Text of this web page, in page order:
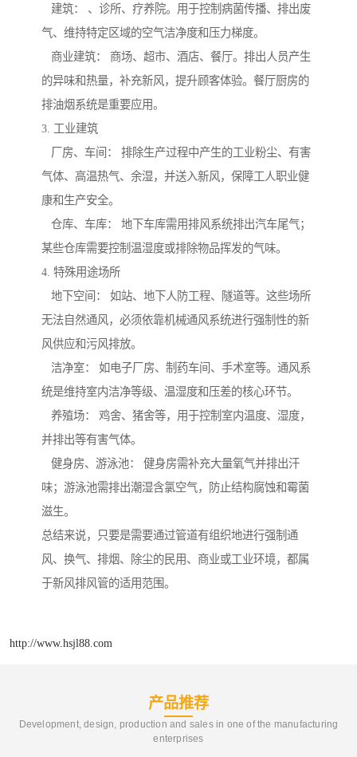
建筑： 、诊所、疗养院。用于控制病菌传播、排出废
气、维持特定区域的空气洁净度和压力梯度。
商业建筑： 商场、超市、酒店、餐厅。排出人员产生
的异味和热量，补充新风，提升顾客体验。餐厅厨房的
排油烟系统是重要应用。
3. 工业建筑
厂房、车间： 排除生产过程中产生的工业粉尘、有害
气体、高温热气、余湿，并送入新风，保障工人职业健
康和生产安全。
仓库、车库： 地下车库需用排风系统排出汽车尾气；
某些仓库需要控制温湿度或排除物品挥发的气味。
4. 特殊用途场所
地下空间： 如站、地下人防工程、隧道等。这些场所
无法自然通风，必须依靠机械通风系统进行强制性的新
风供应和污风排放。
洁净室： 如电子厂房、制药车间、手术室等。通风系
统是维持室内洁净等级、温湿度和压差的核心环节。
养殖场： 鸡舍、猪舍等，用于控制室内温度、湿度，
并排出等有害气体。
健身房、游泳池： 健身房需补充大量氧气并排出汗
味；游泳池需排出潮湿含氯空气，防止结构腐蚀和霉菌
滋生。
总结来说，只要是需要通过管道有组织地进行强制通
风、换气、排烟、除尘的民用、商业或工业环境，都属
于新风排风管的适用范围。
http://www.hsjl88.com
产品推荐
Development, design, production and sales in one of the manufacturing
enterprises